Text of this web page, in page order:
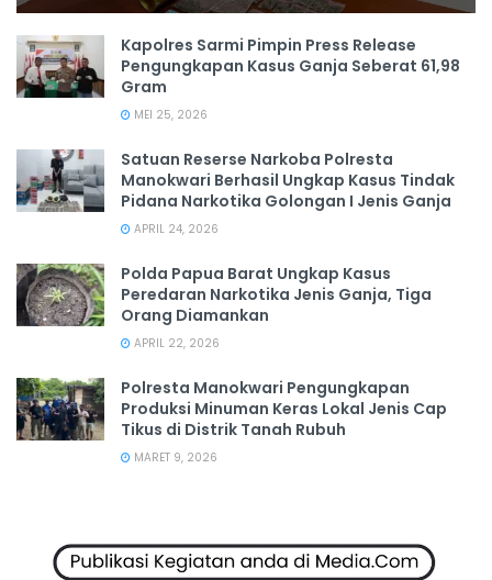
Kapolres Sarmi Pimpin Press Release
Pengungkapan Kasus Ganja Seberat 61,98
Gram
MEI 25, 2026
Satuan Reserse Narkoba Polresta
Manokwari Berhasil Ungkap Kasus Tindak
Pidana Narkotika Golongan I Jenis Ganja
APRIL 24, 2026
Polda Papua Barat Ungkap Kasus
Peredaran Narkotika Jenis Ganja, Tiga
Orang Diamankan
APRIL 22, 2026
Polresta Manokwari Pengungkapan
Produksi Minuman Keras Lokal Jenis Cap
Tikus di Distrik Tanah Rubuh
MARET 9, 2026